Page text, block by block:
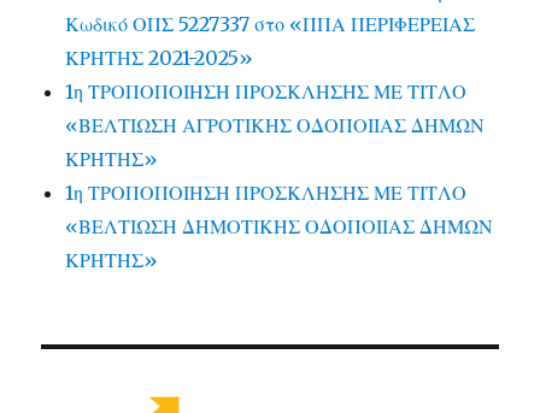
Κωδικό ΟΠΣ 5227337 στο «ΠΠΑ ΠΕΡΙΦΕΡΕΙΑΣ
ΚΡΗΤΗΣ 2021-2025»
1η ΤΡΟΠΟΠΟΙΗΣΗ ΠΡΟΣΚΛΗΣΗΣ ΜΕ ΤΙΤΛΟ
«ΒΕΛΤΙΩΣΗ ΑΓΡΟΤΙΚΗΣ ΟΔΟΠΟΙΙΑΣ ΔΗΜΩΝ
ΚΡΗΤΗΣ»
1η ΤΡΟΠΟΠΟΙΗΣΗ ΠΡΟΣΚΛΗΣΗΣ ΜΕ ΤΙΤΛΟ
«ΒΕΛΤΙΩΣΗ ΔΗΜΟΤΙΚΗΣ ΟΔΟΠΟΙΙΑΣ ΔΗΜΩΝ
ΚΡΗΤΗΣ»